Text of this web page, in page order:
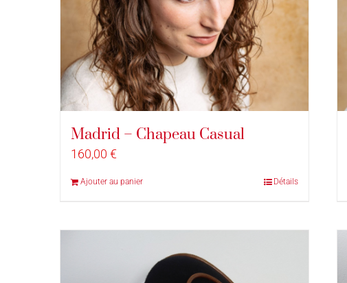
Madrid – Chapeau Casual
160,00 €
Ajouter au panier Détails